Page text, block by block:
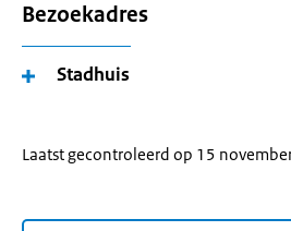
Bezoekadres
Stadhuis
Laatst gecontroleerd op 15